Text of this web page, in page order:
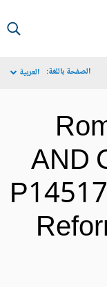
الصفحة باللغة: العربية